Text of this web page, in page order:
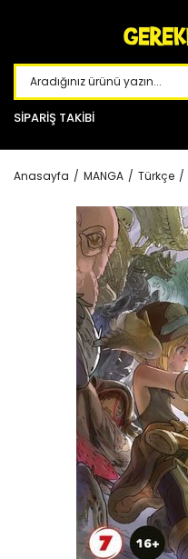
SİPARİŞ TAKİBİ
Anasayfa MANGA Türkçe